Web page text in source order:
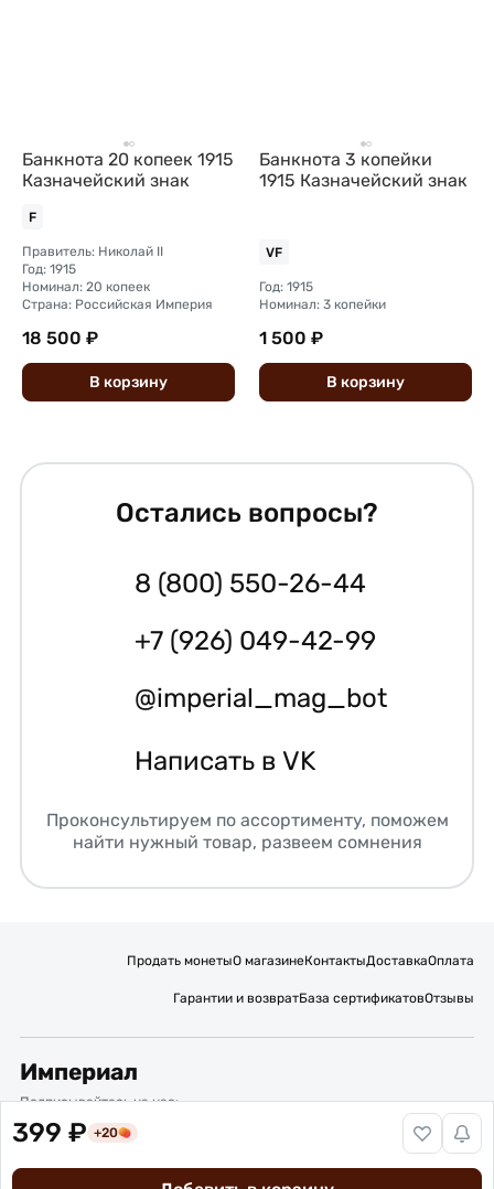
399 ₽ +20
Банкнота 20 копеек 1915
Казначейский знак
F
Правитель: Николай II
Год: 1915
Номинал: 20 копеек
Страна: Российская Империя
18 500 ₽
В корзину
Банкнота 3 копейки
1915 Казначейский знак
VF
Год: 1915
Номинал: 3 копейки
1 500 ₽
В корзину
Остались вопросы?
8 (800) 550-26-44
+7 (926) 049-42-99
@imperial_mag_bot
Написать в VK
Проконсультируем по ассортименту, поможем
найти нужный товар, развеем сомнения
Продать монетыО магазинеКонтактыДоставкаОплата
Гарантии и возвратБаза сертификатовОтзывы
Империал
Подписывайтесь на нас:
Вакансии
Политика обработки персональных данных